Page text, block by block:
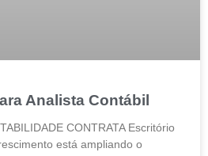
Analista Contábil
CONTRATA Escritório
está ampliando o